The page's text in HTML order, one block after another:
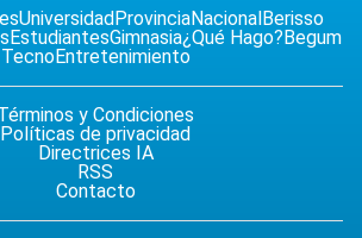
UniversidadProvinciaNacionalBerisso
EstudiantesGimnasia¿Qué Hago?Begum
TecnoEntretenimiento
y Condiciones
Políticas de privacidad
Directrices IA
RSS
Contacto